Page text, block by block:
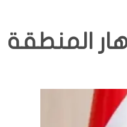
المنطقة